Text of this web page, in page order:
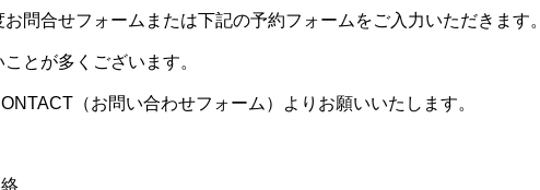
問合せフォームまたは下記の予約フォームをご入力いただきます。
とが多くございます。
（お問い合わせフォーム）よりお願いいたします。